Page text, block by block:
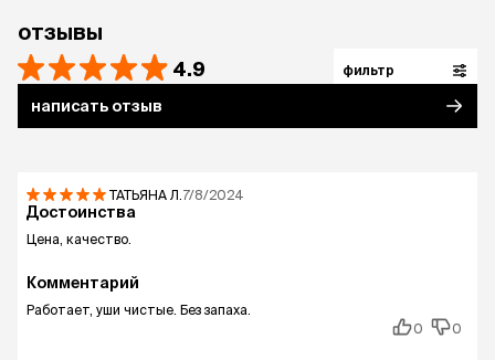
отзывы
4.9 фильтр
написать отзыв
ТАТЬЯНА Л. 7/8/2024
Достоинства
Цена, качество.
Комментарий
Работает, уши чистые. Без запаха.
0
0